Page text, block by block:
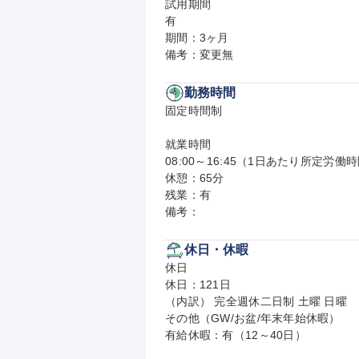
試用期間
有
期間：3ヶ月
備考：変更無
勤務時間
固定時間制
就業時間
08:00～16:45（1日あたり所定労働時
休憩：65分
残業：有
備考：
休日・休暇
休日
休日：121日
（内訳） 完全週休二日制 土曜 日曜
その他（GW/お盆/年末年始休暇）
有給休暇：有（12～40日）